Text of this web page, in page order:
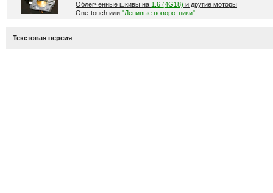
Облегченные шкивы на 1.6 (4G18) и другие моторы
One-touch или "Ленивые поворотники"
Текстовая версия